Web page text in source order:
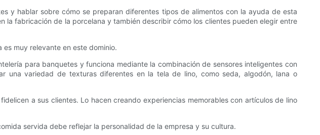
y hablar sobre cómo se preparan diferentes tipos de alimentos con la ayuda de esta
fabricación de la porcelana y también describir cómo los clientes pueden elegir entre
muy relevante en este dominio.
para banquetes y funciona mediante la combinación de sensores inteligentes con
una variedad de texturas diferentes en la tela de lino, como seda, algodón, lana o
a sus clientes. Lo hacen creando experiencias memorables con artículos de lino
servida debe reflejar la personalidad de la empresa y su cultura.